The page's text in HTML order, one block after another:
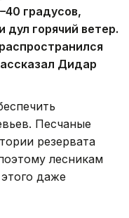
градусов,
дул горячий ветер.
Дидар
Песчаные
резервата
лесникам
даже